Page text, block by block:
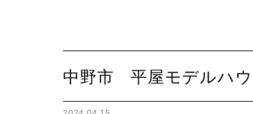
2階建て
中野市 平屋モデルハ